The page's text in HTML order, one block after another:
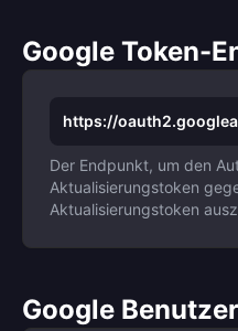
Google Token-
https://
Der Endpunkt, um den
Aktualisierungstoken
Aktualisierungstoken
Google